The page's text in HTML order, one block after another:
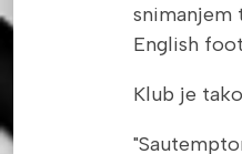
snimanjem
English
Klub je